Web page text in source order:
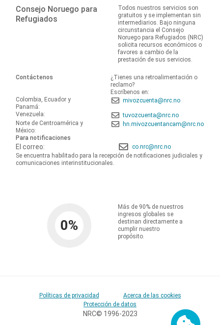
Consejo Noruego para
Refugiados
Todos nuestros servicios son
gratuitos y se implementan sin
intermediarios. Bajo ninguna
circunstancia el Consejo
Noruego para Refugiados (NRC)
solicita recursos económicos o
favores a cambio de la
prestación de sus servicios.
Contáctenos
¿Tienes una retroalimentación o
reclamo?
Escríbenos en:
Colombia, Ecuador y
Panamá:
mivozcuenta@nrc.no
Venezuela:
tuvozcuenta@nrc.no
Norte de Centroamérica y
México:
hn.mivozcuentancam@nrc.no
Para notificaciones
El correo:
co.nrc@nrc.no
Se encuentra habilitado para la recepción de notificaciones judiciales y
comunicaciones interinstitucionales.
0%
Más de 90% de nuestros
ingresos globales se
destinan directamente a
cumplir nuestro
propósito.
Políticas de privacidad
Acerca de las cookies
Protección de datos
NRC© 1996-2023